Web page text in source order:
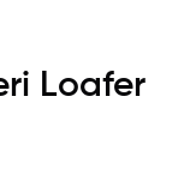
Loafer